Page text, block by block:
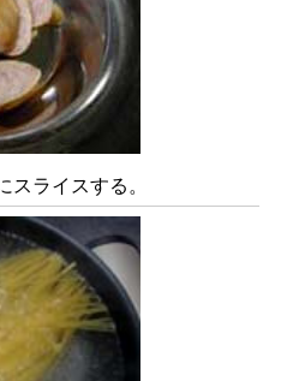
スライスする。